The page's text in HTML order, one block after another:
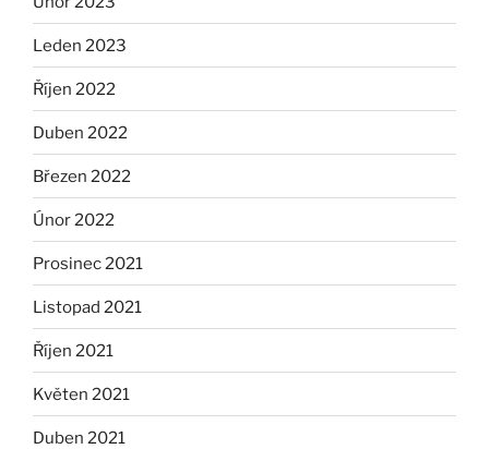
Leden 2023
Říjen 2022
Duben 2022
Březen 2022
Únor 2022
Prosinec 2021
Listopad 2021
Říjen 2021
Květen 2021
Duben 2021